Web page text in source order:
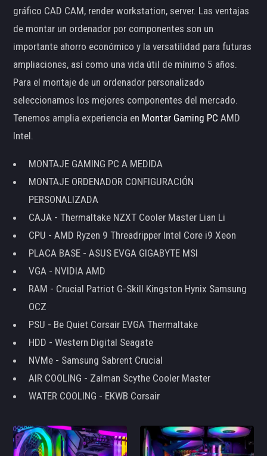
gráfico CAD CAM, render workstation, server. Las ventajas
de montar un ordenador por componentes son un
importante ahorro económico y la versatilidad para futuras
ampliaciones, así como una vida útil de mínimo 5 años.
Para el montaje de un ordenador personalizado
seleccionamos los mejores componentes del mercado.
Tenemos amplia experiencia en Montar Gaming PC AMD
Intel.
MONTAJE GAMING PC A MEDIDA
MONTAJE ORDENADOR CONFIGURACIÓN
PERSONALIZADA
CAJA - Thermaltake NZXT Cooler Master Lian Li
CPU - AMD Ryzen 9 Threadripper Intel Core i9 Xeon
PLACA BASE - ASUS EVGA GIGABYTE MSI
VGA - NVIDIA AMD
RAM - Crucial Patriot G-Skill Kingston Hynix Samsung
OCZ
PSU - Be Quiet Corsair EVGA Thermaltake
HDD - Western Digital Seagate
NVMe - Samsung Sabrent Crucial
AIR COOLING - Zalman Scythe Cooler Master
WATER COOLING - EKWB Corsair